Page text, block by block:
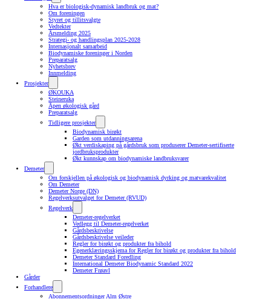
Hva er biologisk-dynamisk landbruk og mat?
Om foreningen
Styret og tillitsvalgte
Vedtekter
Årsmelding 2025
Strategi- og handlingsplan 2025-2028
Internasjonalt samarbeid
Biodynamiske foreninger i Norden
Preparatsalg
Nyhetsbrev
Innmelding
Prosjekter
ØKOUKA
Steineruka
Åpen økologisk gård
Preparatsalg
Tidligere prosjekter
Biodynamisk birøkt
Garden som utdanningsarena
Økt verdiskaping på gårdsbruk som produserer Demeter-sertifiserte
jordbruksprodukter
Økt kunnskap om biodynamiske landbruksvarer
Demeter
Om forskjellen på økologisk og biodynamisk dyrking og matvarekvalitet
Om Demeter
Demeter Norge (DN)
Regelverksutvalget for Demeter (RVUD)
Regelverk
Demeter-regelverket
Vedlegg til Demeter-regelverket
Gårdsbeskrivelse
Gårdsbeskrivelse veileder
Regler for birøkt og produkter fra bihold
Egenerklæringsskjema for Regler for birøkt og produkter fra bihold
Demeter Standard Foredling
International Demeter Biodynamic Standard 2022
Demeter Frøavl
Gårder
Forhandlere
Abonnementsordninger Alm Østre